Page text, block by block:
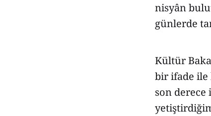
nisyân
günlerde
Kültür
bir ifade
son derece